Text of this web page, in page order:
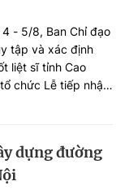
- 5/8, Ban Chỉ đạo
tập và xác định
liệt sĩ tỉnh Cao
chức Lễ tiếp nhận
Bình, xã
Cao Bằng.
dựng đường